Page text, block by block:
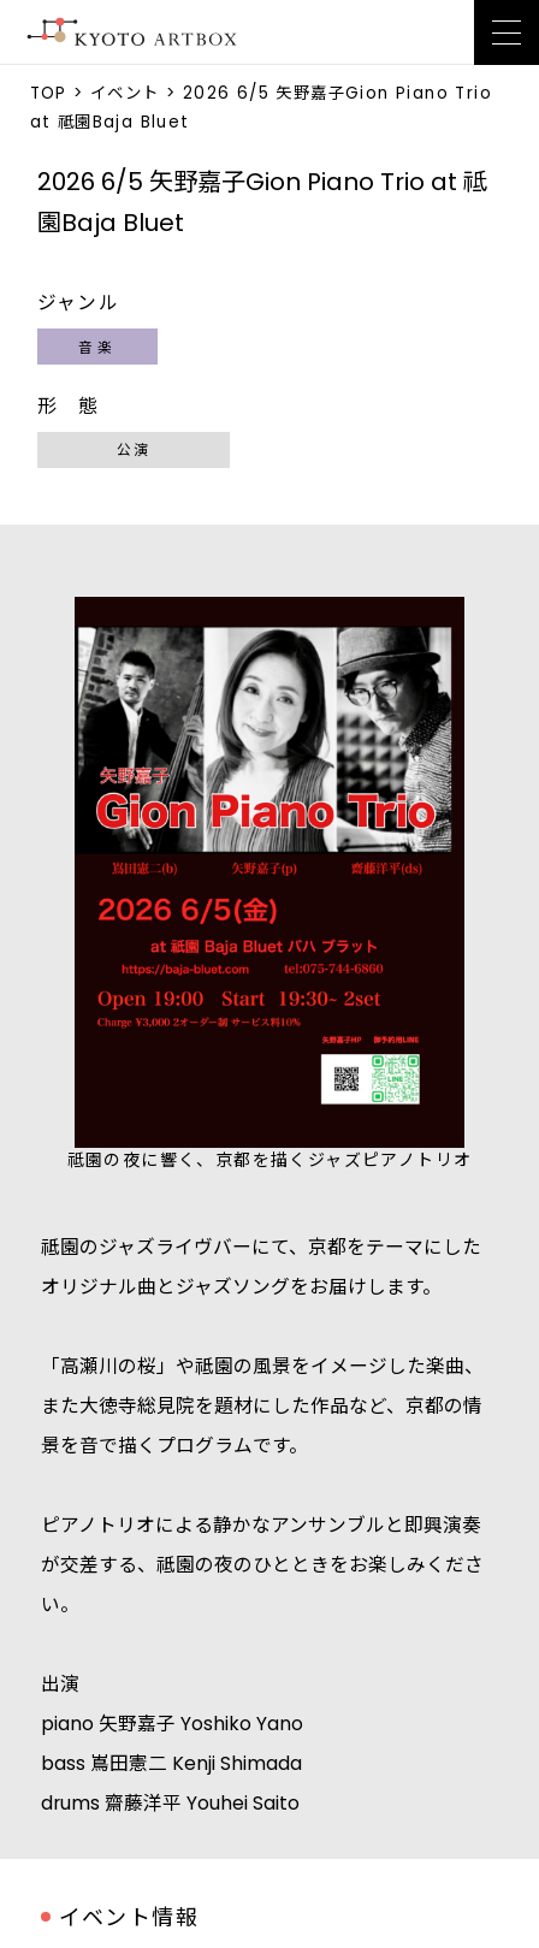
TOP > イベント > 2026 6/5 矢野嘉子Gion Piano Trio
at 祗園Baja Bluet
2026 6/5 矢野嘉子Gion Piano Trio at 祗
園Baja Bluet
ジャンル
音楽
形 態
公演
祗園のジャズライヴバーにて、京都をテーマにした
オリジナル曲とジャズソングをお届けします。
「高瀬川の桜」や祗園の風景をイメージした楽曲、
また大徳寺総見院を題材にした作品など、京都の情
景を音で描くプログラムです。
ピアノトリオによる静かなアンサンブルと即興演奏
が交差する、祗園の夜のひとときをお楽しみくださ
い。
出演
piano 矢野嘉子 Yoshiko Yano
bass 嶌田憲二 Kenji Shimada
drums 齋藤洋平 Youhei Saito
祗園の夜に響く、京都を描くジャズピアノトリオ
イベント情報